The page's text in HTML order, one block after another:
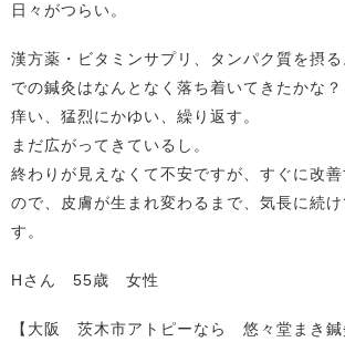
日々がつらい。
漢方薬・ビタミンサプリ、タンパク質を摂
での鍼灸はなんとなく落ち着いてきたかな
痒い、猛烈にかゆい、繰り返す。
まだ広がってきているし。
終わりが見えなくて不安ですが、すぐに改
ので、皮膚が生まれ変わるまで、気長に続
す。
Hさん 55歳 女性
【大阪 茨木市アトピーなら 悠々堂まき鍼